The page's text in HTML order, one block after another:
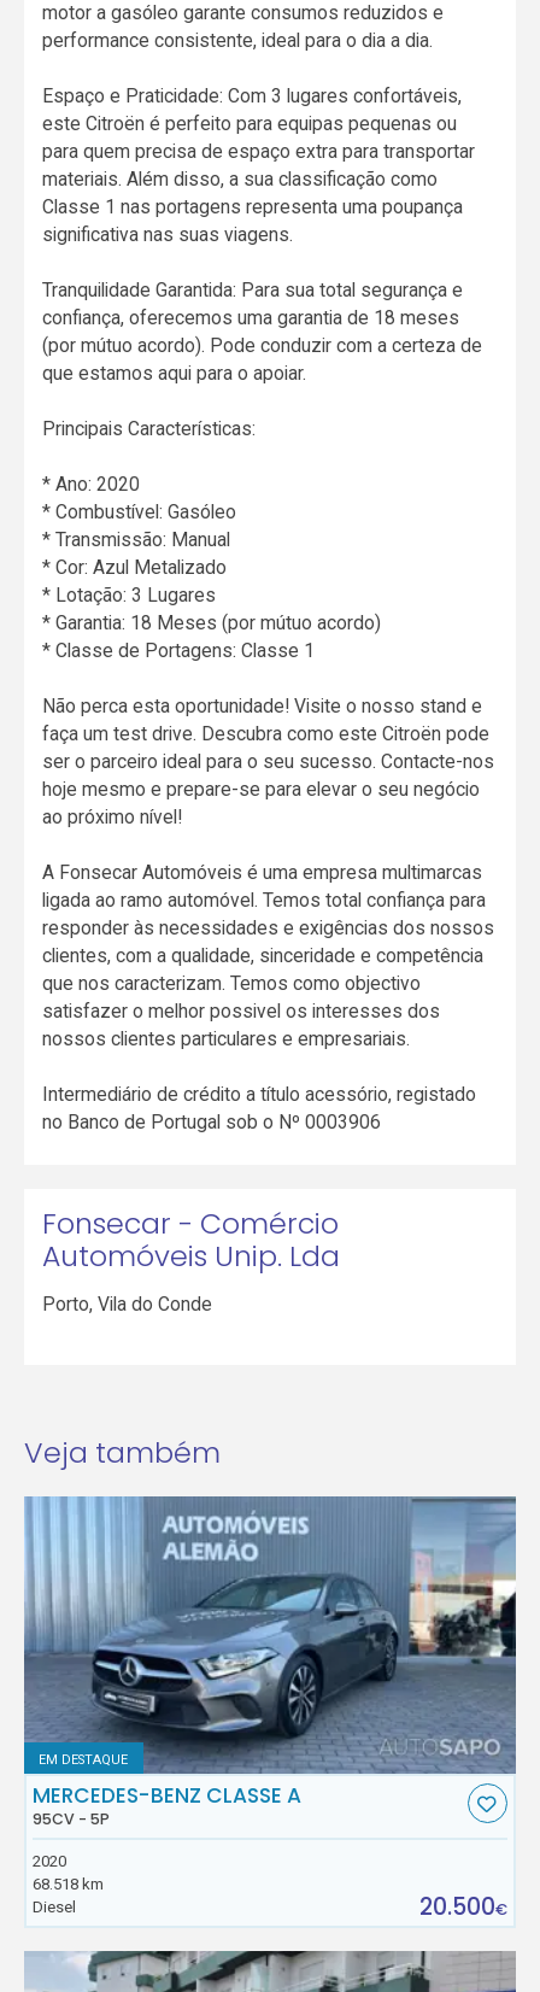
motor a gasóleo garante consumos reduzidos e
performance consistente, ideal para o dia a dia.
Espaço e Praticidade: Com 3 lugares confortáveis,
este Citroën é perfeito para equipas pequenas ou
para quem precisa de espaço extra para transportar
materiais. Além disso, a sua classificação como
Classe 1 nas portagens representa uma poupança
significativa nas suas viagens.
Tranquilidade Garantida: Para sua total segurança e
confiança, oferecemos uma garantia de 18 meses
(por mútuo acordo). Pode conduzir com a certeza de
que estamos aqui para o apoiar.
Principais Características:
* Ano: 2020
* Combustível: Gasóleo
* Transmissão: Manual
* Cor: Azul Metalizado
* Lotação: 3 Lugares
* Garantia: 18 Meses (por mútuo acordo)
* Classe de Portagens: Classe 1
Não perca esta oportunidade! Visite o nosso stand e
faça um test drive. Descubra como este Citroën pode
ser o parceiro ideal para o seu sucesso. Contacte-nos
hoje mesmo e prepare-se para elevar o seu negócio
ao próximo nível!
A Fonsecar Automóveis é uma empresa multimarcas
ligada ao ramo automóvel. Temos total confiança para
responder às necessidades e exigências dos nossos
clientes, com a qualidade, sinceridade e competência
que nos caracterizam. Temos como objectivo
satisfazer o melhor possivel os interesses dos
nossos clientes particulares e empresariais.
Intermediário de crédito a título acessório, registado
no Banco de Portugal sob o Nº 0003906
Fonsecar - Comércio
Automóveis Unip. Lda
Porto,Vila do Conde
Veja também
EM DESTAQUE
MERCEDES-BENZ CLASSE A
95CV - 5P
2020
68.518 km
Diesel
20.500€